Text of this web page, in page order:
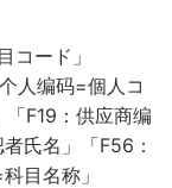
コード」
人编码=個人コ
F19：供应商编
氏名」「F56：
目名称」